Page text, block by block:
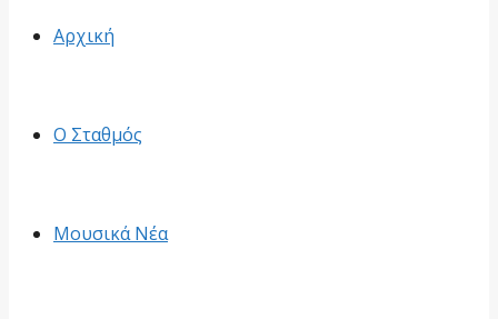
Αρχική
Ο Σταθμός
Μουσικά Νέα